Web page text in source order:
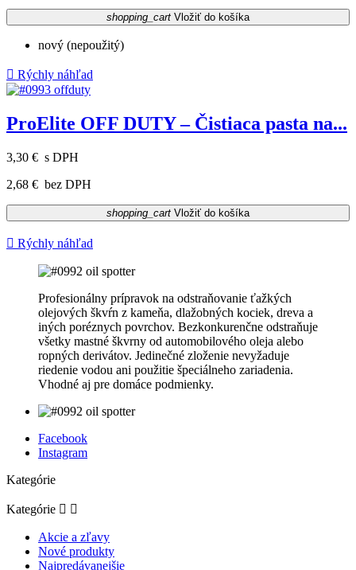
shopping_cart Vložiť do košíka
nový (nepoužitý)
 Rýchly náhľad
ProElite OFF DUTY – Čistiaca pasta na...
3,30 € s DPH
2,68 € bez DPH
shopping_cart Vložiť do košíka
 Rýchly náhľad
Profesionálny prípravok na odstraňovanie ťažkých
olejových škvŕn z kameňa, dlažobných kociek, dreva a
iných poréznych povrchov. Bezkonkurenčne odstraňuje
všetky mastné škvrny od automobilového oleja alebo
ropných derivátov. Jedinečné zloženie nevyžaduje
riedenie vodou ani použitie špeciálneho zariadenia.
Vhodné aj pre domáce podmienky.
Facebook
Instagram
Kategórie
Kategórie  
Akcie a zľavy
Nové produkty
Najpredávanejšie